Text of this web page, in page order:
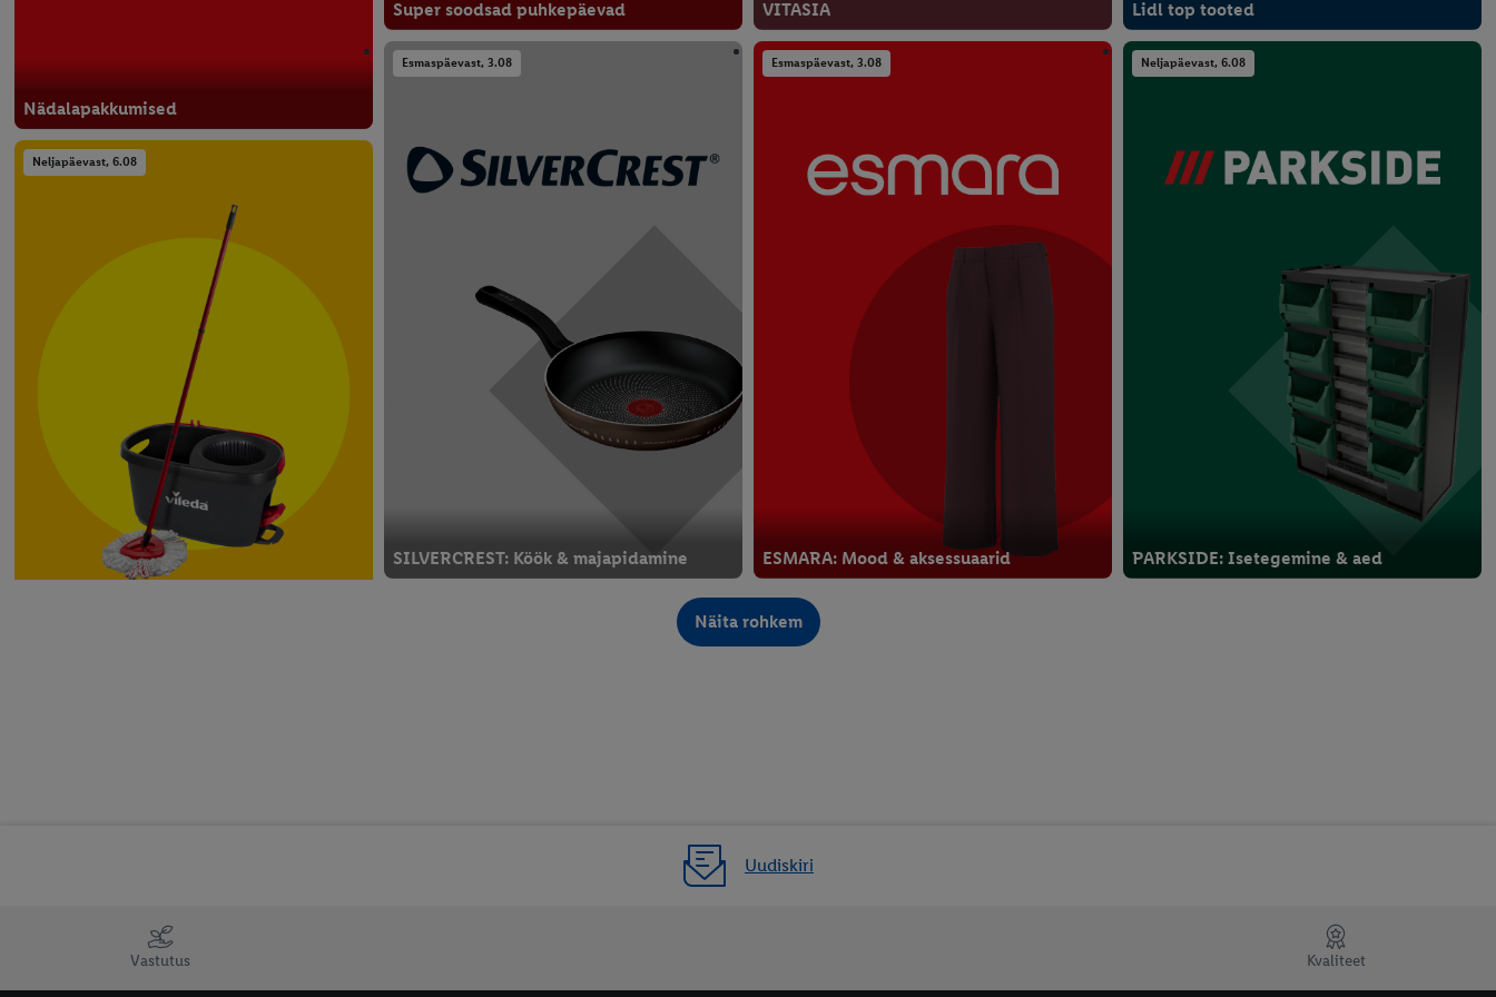
Nädalapakkumised
Super soodsad puhkepäevad VITASIA Lidl top tooted
Esmaspäevast, 3.08
SILVERCREST: Köök & majapidamine
Esmaspäevast, 3.08
ESMARA: Mood & aksessuaarid
Neljapäevast, 6.08
PARKSIDE: Isetegemine & aed
Neljapäevast, 6.08
Neljapäevast, 6.08
Näita rohkem
Uudiskiri
Vastutus Kvaliteet